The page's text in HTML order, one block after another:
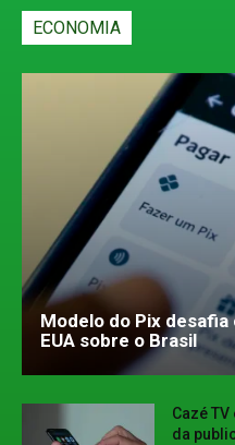
ECONOMIA
Modelo do Pix
EUA sobre o Brasil
Cazé
da